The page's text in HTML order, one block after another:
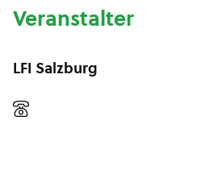
Veranstalter
LFI Salzburg